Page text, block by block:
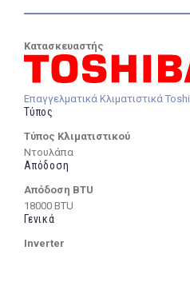
Κατασκευαστής
Επαγγελματικά Κλιματιστικά
Τύπος
Τύπος Κλιματιστικού
Ντουλάπα
Απόδοση
Απόδοση BTU
18000 BTU
Γενικά
Inverter